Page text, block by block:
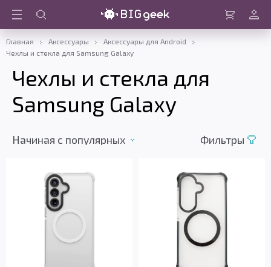
Войти
Главная Аксессуары
Аксессуары для Android
Чехлы и стекла для Samsung Galaxy
Чехлы и стекла для
Samsung Galaxy
Начиная c популярных Фильтры